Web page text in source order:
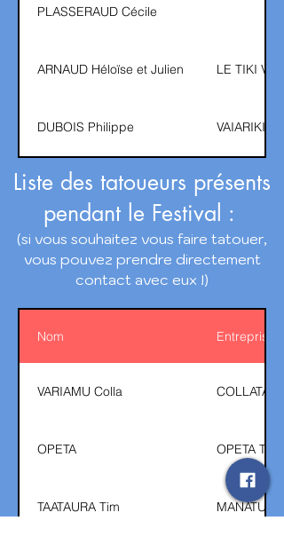
PLASSERAUD Cécile
ARNAUD Héloïse et Julien LE TIKI VAN
DUBOIS Philippe VAIARIKI
Liste des tatoueurs présents
pendant le Festival :
(si vous souhaitez vous faire tatouer,
vous pouvez prendre directement
contact avec eux !)
Nom Entreprise
VARIAMU Colla COLLATATAU
OPETA OPETA
TAATAURA Tim MANATU